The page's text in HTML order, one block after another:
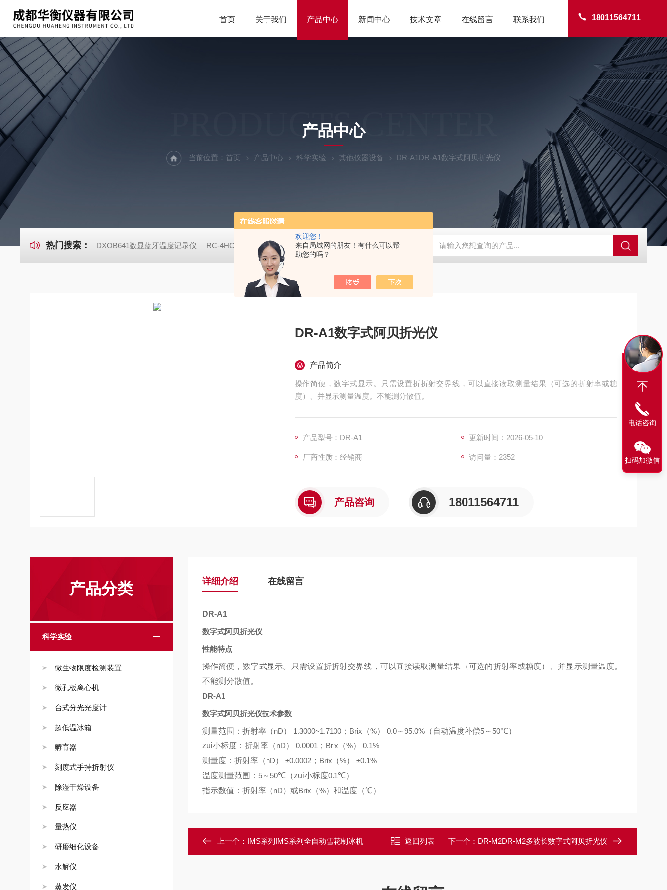
欢迎您！
来自局域网的朋友！有什么可以帮
助您的吗？
18011564711
首页 关于我们 产品中心 新闻中心 技术文章 在线留言 联系我们
PRODUCTS CENTER
产品中心
当前位置： 首页 产品中心 科学实验 其他仪器设备 DR-A1DR-A1数字式阿贝折光仪
热门搜索： DXOB641数显蓝牙温度记录仪 RC-4HC RC-4HA温湿度记录仪 多样品平行蒸发仪多样品平行蒸发仪 SBD-100B SBD-100D成都漏氯报警仪 漏氯报警器 漏氯检测仪
DR-A1数字式阿贝折光仪
产品简介
操作简便，数字式显示。只需设置折折射交界线，可以直接读取测量结果（可选的折射率或糖
度）、并显示测量温度。不能测分散值。
产品型号：DR-A1 更新时间：2026-05-10
厂商性质：经销商 访问量：2352
产品咨询 18011564711
产品分类
科学实验
微生物限度检测装置
微孔板离心机
台式分光光度计
超低温冰箱
孵育器
刻度式手持折射仪
除湿干燥设备
反应器
量热仪
研磨细化设备
水解仪
蒸发仪
详细介绍 在线留言
DR-A1
数字式阿贝折光仪
性能特点
操作简便，数字式显示。只需设置折折射交界线，可以直接读取测量结果（可选的折射率或糖度）、并显示测量温度。
不能测分散值。
DR-A1
数字式阿贝折光仪技术参数
测量范围：折射率（nD） 1.3000~1.7100； Brix （%） 0.0～95.0%（自动温度补偿5～ 50℃）
zui小标度：折射率（nD） 0.0001 ； Brix （%）
0.1%
测量度：折射率（nD） ±0.0002； Brix （%）
±0.1%
温度测量范围： 5～ 50℃（zui小标度0.1℃）
指示数值：折射率（nD） 或Brix （%）和温度（℃）
上一个： IMS系列IMS系列全自动雪花制冰机 返回列表 下一个： DR-M2DR-M2多波长数字式阿贝折光仪
电话咨询
扫码加微信